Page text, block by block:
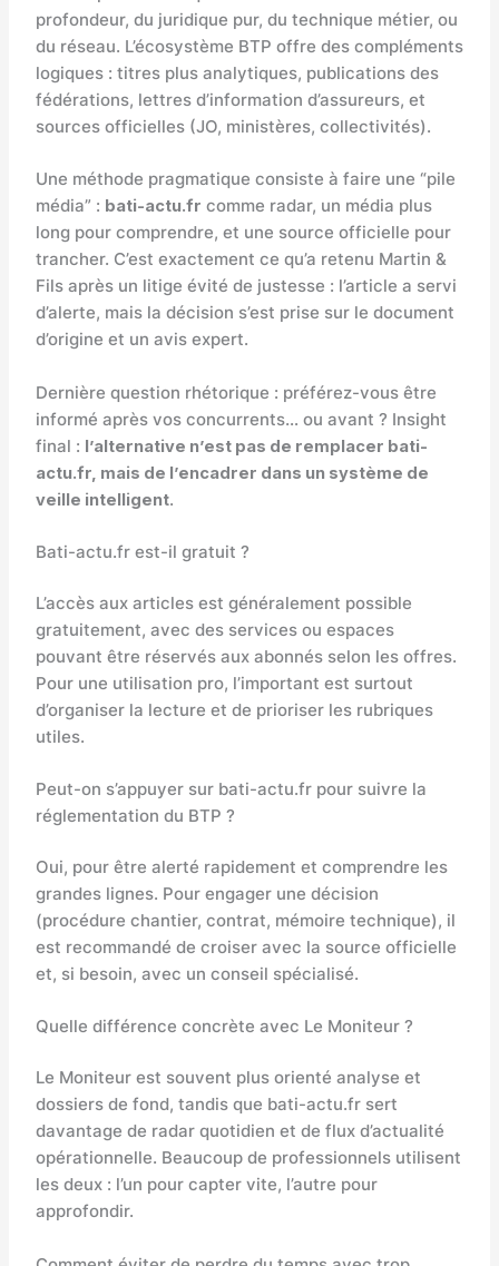
profondeur, du juridique pur, du technique métier, ou
du réseau. L’écosystème BTP offre des compléments
logiques : titres plus analytiques, publications des
fédérations, lettres d’information d’assureurs, et
sources officielles (JO, ministères, collectivités).
Une méthode pragmatique consiste à faire une “pile
média” : bati-actu.fr comme radar, un média plus
long pour comprendre, et une source officielle pour
trancher. C’est exactement ce qu’a retenu Martin &
Fils après un litige évité de justesse : l’article a servi
d’alerte, mais la décision s’est prise sur le document
d’origine et un avis expert.
Dernière question rhétorique : préférez-vous être
informé après vos concurrents… ou avant ? Insight
final : l’alternative n’est pas de remplacer bati-
actu.fr, mais de l’encadrer dans un système de
veille intelligent.
Bati-actu.fr est-il gratuit ?
L’accès aux articles est généralement possible
gratuitement, avec des services ou espaces
pouvant être réservés aux abonnés selon les offres.
Pour une utilisation pro, l’important est surtout
d’organiser la lecture et de prioriser les rubriques
utiles.
Peut-on s’appuyer sur bati-actu.fr pour suivre la
réglementation du BTP ?
Oui, pour être alerté rapidement et comprendre les
grandes lignes. Pour engager une décision
(procédure chantier, contrat, mémoire technique), il
est recommandé de croiser avec la source officielle
et, si besoin, avec un conseil spécialisé.
Quelle différence concrète avec Le Moniteur ?
Le Moniteur est souvent plus orienté analyse et
dossiers de fond, tandis que bati-actu.fr sert
davantage de radar quotidien et de flux d’actualité
opérationnelle. Beaucoup de professionnels utilisent
les deux : l’un pour capter vite, l’autre pour
approfondir.